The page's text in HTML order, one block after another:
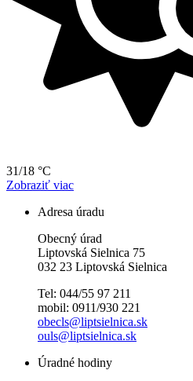
31/18 °C
Zobraziť viac
Adresa úradu
Obecný úrad
Liptovská Sielnica 75
032 23 Liptovská Sielnica
Tel: 044/55 97 211
mobil: 0911/930 221
obecls@liptsielnica.sk
ouls@liptsielnica.sk
Úradné hodiny